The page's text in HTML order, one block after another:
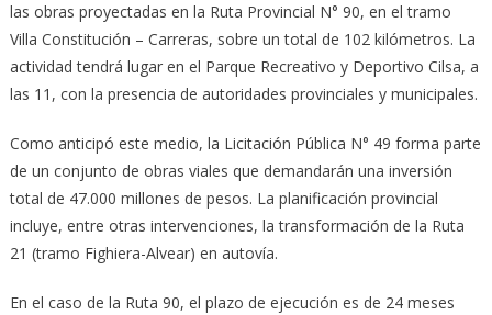
las obras proyectadas en la Ruta Provincial N° 90, en el tramo
Villa Constitución – Carreras, sobre un total de 102 kilómetros. La
actividad tendrá lugar en el Parque Recreativo y Deportivo Cilsa, a
las 11, con la presencia de autoridades provinciales y municipales.
Como anticipó este medio, la Licitación Pública N° 49 forma parte
de un conjunto de obras viales que demandarán una inversión
total de 47.000 millones de pesos. La planificación provincial
incluye, entre otras intervenciones, la transformación de la Ruta
21 (tramo Fighiera-Alvear) en autovía.
En el caso de la Ruta 90, el plazo de ejecución es de 24 meses